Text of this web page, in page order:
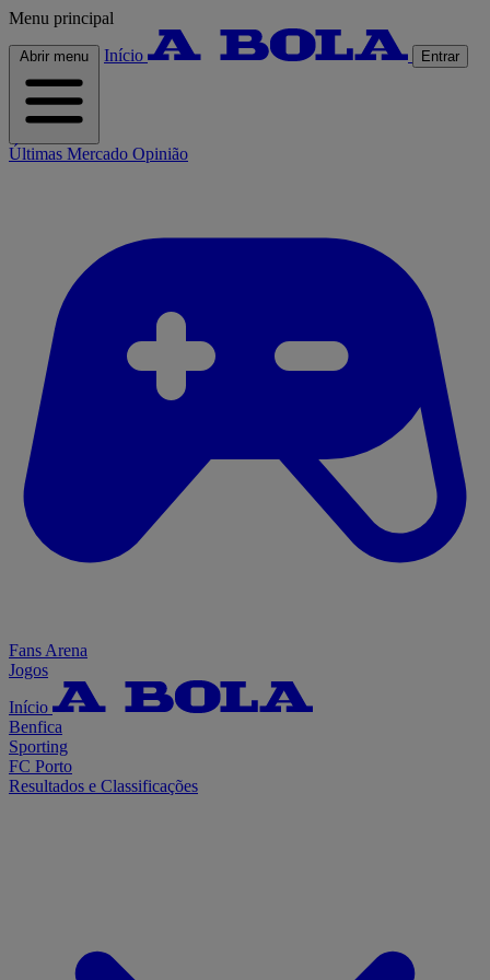
Menu principal
Abrir menu Início Entrar
Últimas Mercado Opinião
Fans Arena
Jogos
Início
Benfica
Sporting
FC Porto
Resultados e Classificações